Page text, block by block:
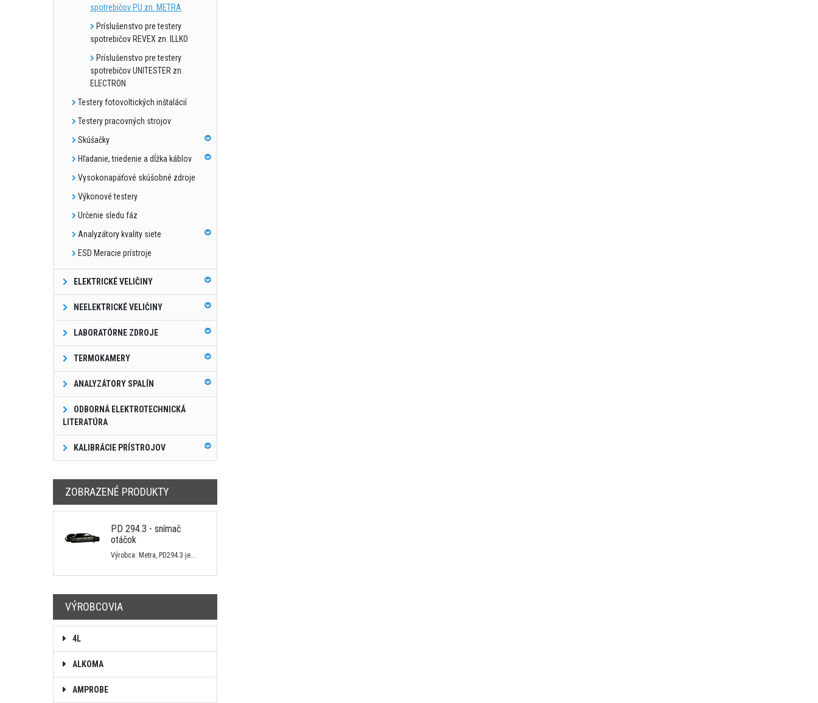
spotrebičov PU zn. METRA
Príslušenstvo pre testery
spotrebičov REVEX zn. ILLKO
Príslušenstvo pre testery
spotrebičov UNITESTER zn.
ELECTRON
Testery fotovoltických inštalácií
Testery pracovných strojov
Skúšačky
Hľadanie, triedenie a dĺžka káblov
Vysokonapäťové skúšobné zdroje
Výkonové testery
Určenie sledu fáz
Analyzátory kvality siete
ESD Meracie prístroje
ELEKTRICKÉ VELIČINY
NEELEKTRICKÉ VELIČINY
LABORATÓRNE ZDROJE
TERMOKAMERY
ANALYZÁTORY SPALÍN
ODBORNÁ ELEKTROTECHNICKÁ
LITERATÚRA
KALIBRÁCIE PRÍSTROJOV
ZOBRAZENÉ PRODUKTY
PD 294.3 - snímač
otáčok
Výrobca: Metra, PD294.3 je...
VÝROBCOVIA
4L
ALKOMA
AMPROBE